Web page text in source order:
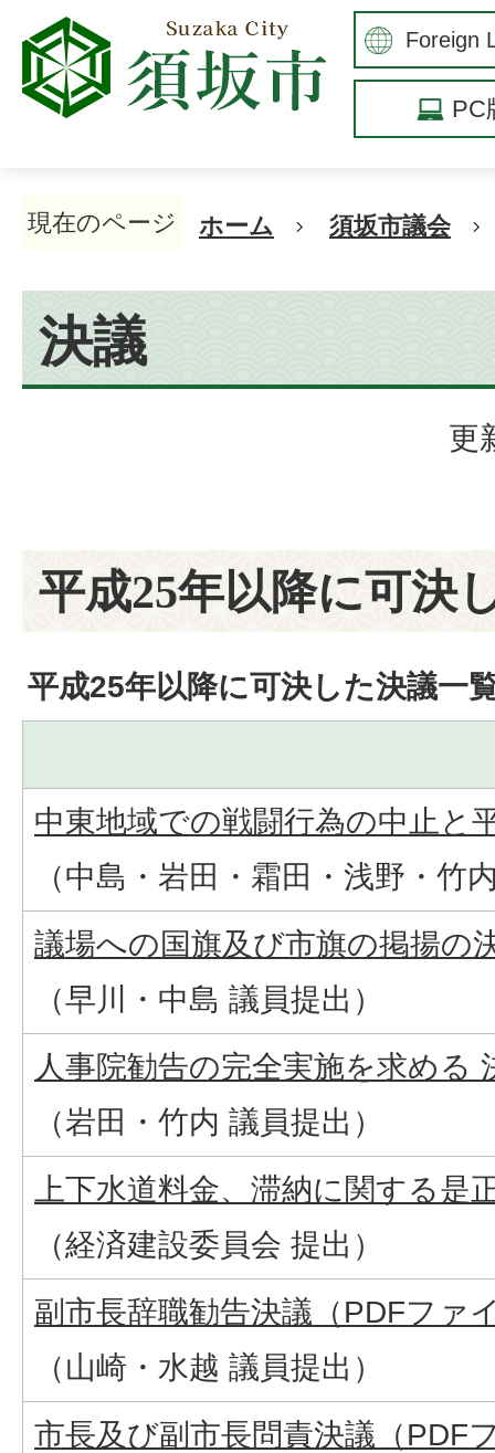
PC
現在のページ ホーム 須坂市議会
決議
更
平成25年以降に可決
平成25年以降に可決した決議一
中東地域での戦闘行為の中止と
（中島・岩田・霜田・浅野・竹
議場への国旗及び市旗の掲揚の
（早川・中島 議員提出）
人事院勧告の完全実施を求める
（岩田・竹内 議員提出）
上下水道料金、滞納に関する
（経済建設委員会 提出）
副市長辞職勧告決議（PDFファ
（山崎・水越 議員提出）
市長及び副市長問責決議（PDF